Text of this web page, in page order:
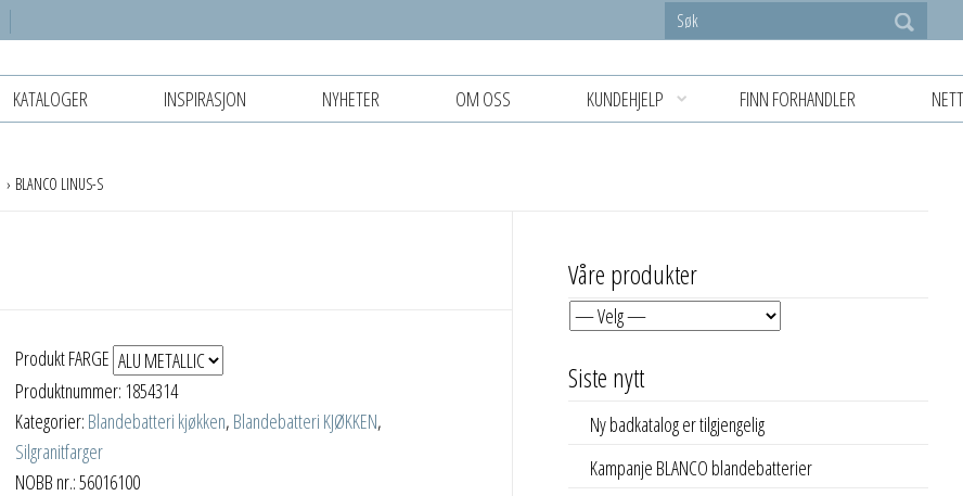
KATALOGER INSPIRASJON NYHETER OM OSS KUNDEHJELP FINN FORHANDLER
BLANCO LINUS-S
Produkt FARGE
Produktnummer: 1854314
Kategorier: Blandebatteri kjøkken, Blandebatteri KJØKKEN,
Silgranitfarger
NOBB nr.: 56016100
Våre produkter
Siste nytt
Ny badkatalog er tilgjengelig
Kampanje BLANCO blandebatterier